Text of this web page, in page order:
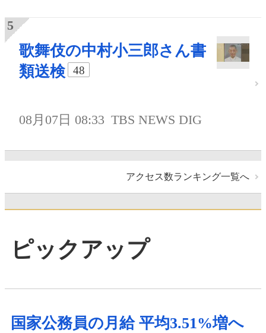
歌舞伎の中村小三郎さん書
類送検
48
08月07日 08:33 TBS NEWS DIG
アクセス数ランキング一覧へ
ピックアップ
国家公務員の月給 平均3.51%増へ